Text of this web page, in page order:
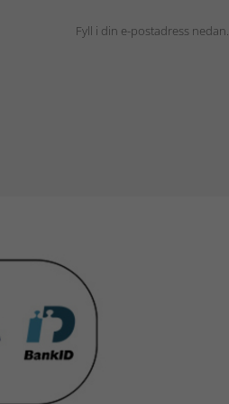
Fyll i din e-postadress nedan.